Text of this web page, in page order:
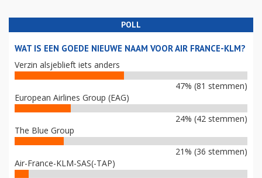
POLL
WAT IS EEN GOEDE NIEUWE NAAM VOOR AIR FRANCE-KLM?
Verzin alsjeblieft iets anders
47% (81 stemmen)
European Airlines Group (EAG)
24% (42 stemmen)
The Blue Group
21% (36 stemmen)
Air-France-KLM-SAS(-TAP)